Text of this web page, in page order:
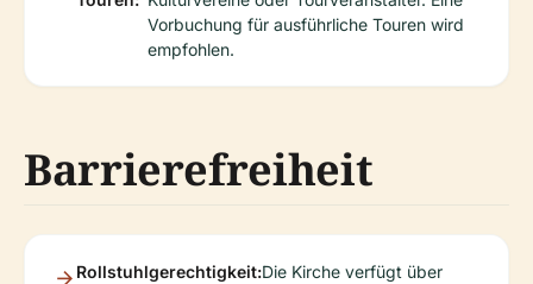
Vorbuchung für ausführliche Touren wird
empfohlen.
Barrierefreiheit
Rollstuhlgerechtigkeit:Die Kirche verfügt über